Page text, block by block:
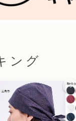
ング
5